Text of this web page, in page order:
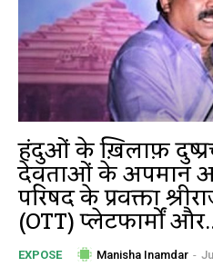
हिंदुओं के ख़िलाफ़
देवताओं के अपमान
परिषद के प्रवक्ता
(OTT) प्लेटफार्मों
EXPOSE Manisha Inamdar -